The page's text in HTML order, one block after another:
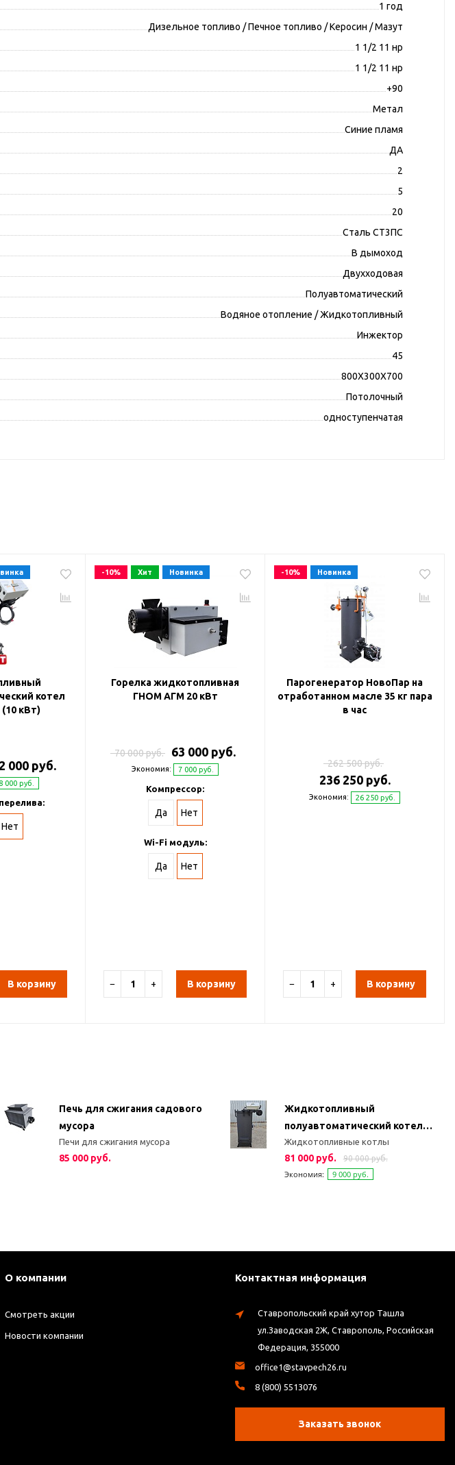
1 год
Дизельное топливо / Печное топливо / Керосин / Мазут
1 1/2 11 нр
1 1/2 11 нр
+90
Метал
Синие пламя
ДА
2
5
20
Сталь СТ3ПС
В дымоход
Двухходовая
Полуавтоматический
Водяное отопление / Жидкотопливный
Инжектор
45
800X300X700
Потолочный
одноступенчатая
котел
кВт)
000 руб.
8 000 руб.
Нет
В корзину
-10% Хит Новинка
Горелка жидкотопливная
ГНОМ АГМ 20 кВт
70 000 руб. 63 000 руб.
Экономия: 7 000 руб.
Компрессор:
Да Нет
Wi-Fi модуль:
Да Нет
− + В корзину
-10% Новинка
Парогенератор НовоПар на
отработанном масле 35 кг пара
в час
262 500 руб.
236 250 руб.
Экономия: 26 250 руб.
− + В корзину
Печь для сжигания садового
мусора
Печи для сжигания мусора
85 000 руб.
Жидкотопливный
полуавтоматический котел
КДО 2 (28 кВт)
Жидкотопливные котлы
81 000 руб. 90 000 руб.
Экономия: 9 000 руб.
О компании
Смотреть акции
Новости компании
Контактная информация
Ставропольский край хутор Ташла
ул.Заводская 2Ж, Ставрополь, Российская
Федерация, 355000
office1@stavpech26.ru
8 (800) 5513076
Заказать звонок